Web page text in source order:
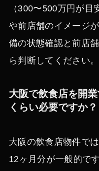
（300〜500万円が
や前店舗のイメージ
備の状態確認と前店
ら判断してください。
大阪で飲食店を開
くらい必要ですか？
大阪の飲食店物件で
12ヶ月分が一般的で